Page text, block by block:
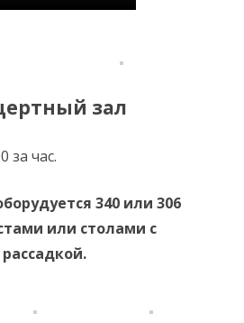
зал
за час.
340 или 306
или столами с